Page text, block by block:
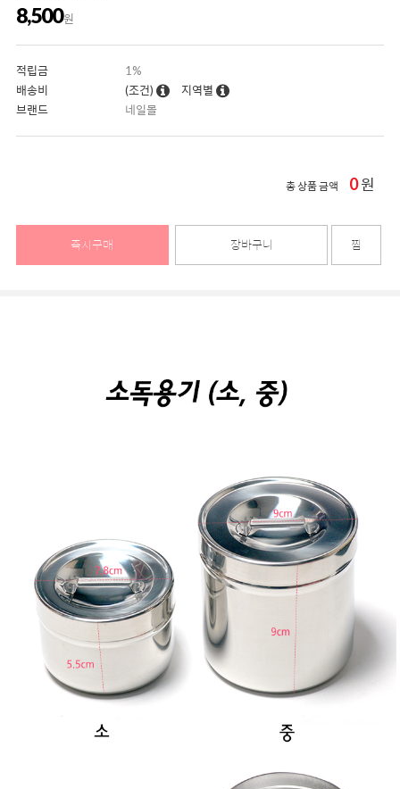
8,500원
적립금
1%
배송비
(조건)
지역별
브랜드
네일몰
총 상품 금액 0원
즉시구매 장바구니 찜